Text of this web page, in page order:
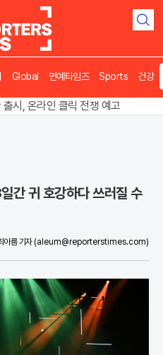
검
Global 연예타임즈 Sports 건강
시, 온라인 클릭 전쟁 예고
간 귀 호강하다 쓰러질 수
아름 기자 (aleum@reporterstimes.com)